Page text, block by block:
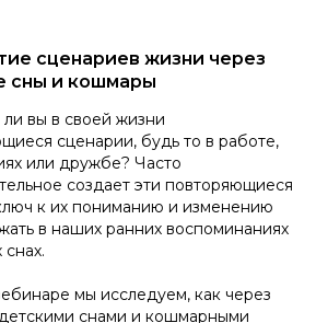
сценариев жизни через
сны и кошмары
вы в своей жизни
сценарии, будь то в работе,
или дружбе? Часто
создает эти повторяющиеся
к их пониманию и изменению
в наших ранних воспоминаниях
снах.
мы исследуем, как через
снами и кошмарными